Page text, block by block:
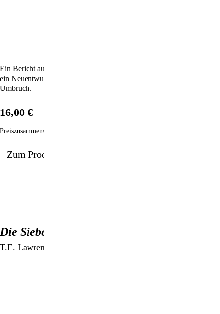
Ein Bericht aus einem der spannendsten Sozial-Labore der Welt. Und
ein Neuentwurf für eine Gesellschaft und Arbeitswelt im radikalen
Umbruch.
Zum Produkt
16,00 €
Preiszusammensetzung
Die Sieben Säulen der Weisheit
T.E. Lawrence